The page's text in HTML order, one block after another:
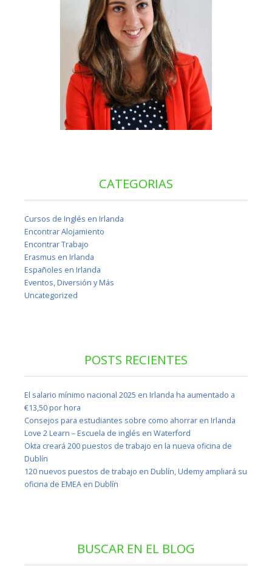
CATEGORIAS
Cursos de Inglés en Irlanda
Encontrar Alojamiento
Encontrar Trabajo
Erasmus en Irlanda
Españoles en Irlanda
Eventos, Diversión y Más
Uncategorized
POSTS RECIENTES
El salario mínimo nacional 2025 en Irlanda ha aumentado a
€13,50 por hora
Consejos para estudiantes sobre como ahorrar en Irlanda
Love 2 Learn – Escuela de inglés en Waterford
Okta creará 200 puestos de trabajo en la nueva oficina de
Dublín
120 nuevos puestos de trabajo en Dublín, Udemy ampliará su
oficina de EMEA en Dublín
BUSCAR EN EL BLOG